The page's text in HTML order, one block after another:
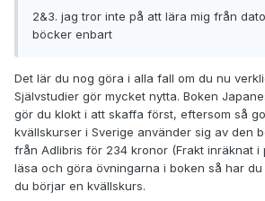
2&3. jag tror inte på att lära mig från
böcker enbart
Det lär du nog göra i alla fall om du nu
Självstudier gör mycket nytta. Boken
gör du klokt i att skaffa först, eftersom så
kvällskurser i Sverige använder sig av den
från Adlibris för 234 kronor (Frakt inräknat i
läsa och göra övningarna i boken så har
du börjar en kvällskurs.